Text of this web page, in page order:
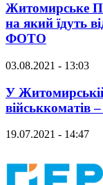
Житомирське
на який їдуть
ФОТО
03.08.2021 - 13:03
У Житомирській
військкоматів
19.07.2021 - 14:47